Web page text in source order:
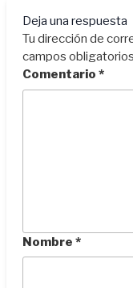
Deja una respuesta
Tu dirección de
campos
Comentario *
Nombre *